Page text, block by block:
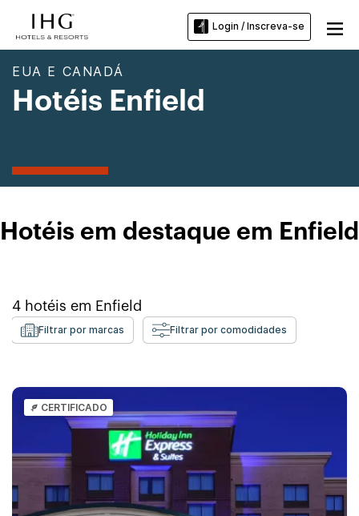
Login / Inscreva-se
EUA E CANADÁ
Hotéis Enfield
Hotéis em destaque em Enfield
4 hotéis em Enfield
Filtrar por marcas Filtrar por comodidades
CERTIFICADO